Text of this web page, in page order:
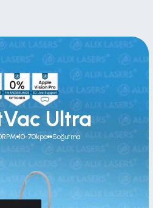
Ultra
10-70kpa Soğutma